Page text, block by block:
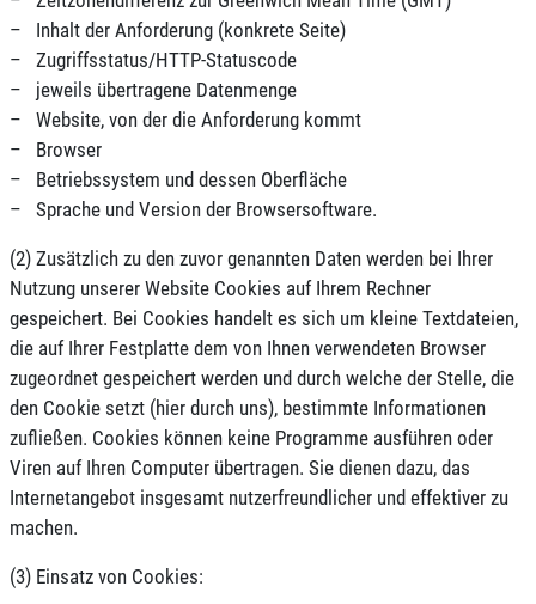
– Inhalt der Anforderung (konkrete Seite)
– Zugriffsstatus/HTTP-Statuscode
– jeweils übertragene Datenmenge
– Website, von der die Anforderung kommt
– Browser
– Betriebssystem und dessen Oberfläche
– Sprache und Version der Browsersoftware.
(2) Zusätzlich zu den zuvor genannten Daten werden bei Ihrer
Nutzung unserer Website Cookies auf Ihrem Rechner
gespeichert. Bei Cookies handelt es sich um kleine Textdateien,
die auf Ihrer Festplatte dem von Ihnen verwendeten Browser
zugeordnet gespeichert werden und durch welche der Stelle, die
den Cookie setzt (hier durch uns), bestimmte Informationen
zufließen. Cookies können keine Programme ausführen oder
Viren auf Ihren Computer übertragen. Sie dienen dazu, das
Internetangebot insgesamt nutzerfreundlicher und effektiver zu
machen.
(3) Einsatz von Cookies: